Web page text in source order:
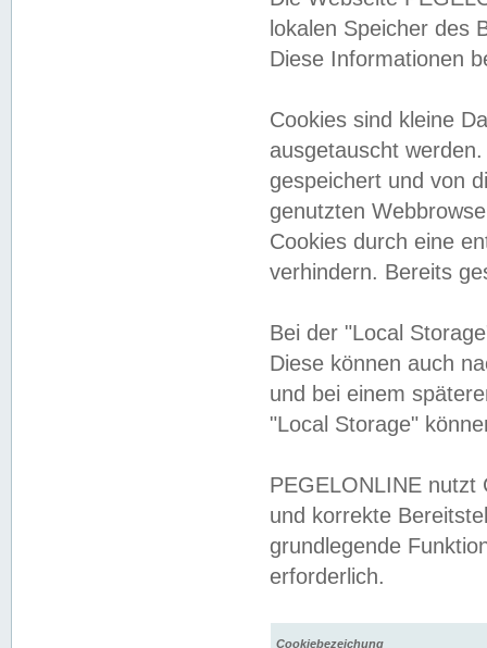
lokalen Speicher des
Diese Informationen
Cookies sind kleine
ausgetauscht
gespeichert und von
genutzten
Cookies durch eine
verhindern. Bereits
Bei der "Local
Diese können auch
und bei einem
"Local Storage"
PEGELONLINE nutzt
und korrekte
grundlegende
erforderlich.
Cookiebezeichung